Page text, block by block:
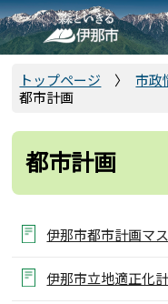
こ
の
ペ
で
トップページ 市政
都市計画
都市計画
伊那市都市計画マ
伊那市立地適正化